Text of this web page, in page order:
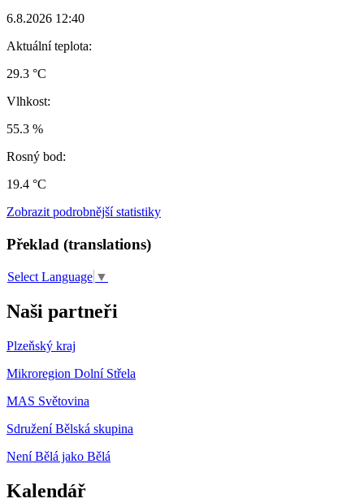
6.8.2026 12:40
Aktuální teplota:
29.3 °C
Vlhkost:
55.3 %
Rosný bod:
19.4 °C
Zobrazit podrobnější statistiky
Překlad (translations)
Select Language ▼
Naši partneři
Plzeňský kraj
Mikroregion Dolní Střela
MAS Světovina
Sdružení Bělská skupina
Není Bělá jako Bělá
Kalendář